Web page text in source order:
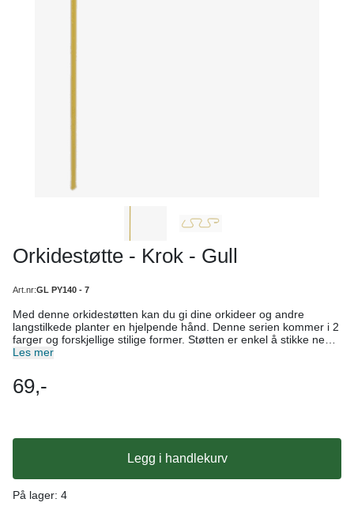
Orkidestøtte - Krok - Gull
Art.nr:GL PY140 - 7
Med denne orkidestøtten kan du gi dine orkideer og andre
langstilkede planter en hjelpende hånd. Denne serien kommer i 2
farger og forskjellige stilige former. Støtten er enkel å stikke ned i
jorda og er et fint blikkfang i plantene. Mål: Høyde: ca.37cm
Les mer
69,-
Legg i handlekurv
På lager: 4